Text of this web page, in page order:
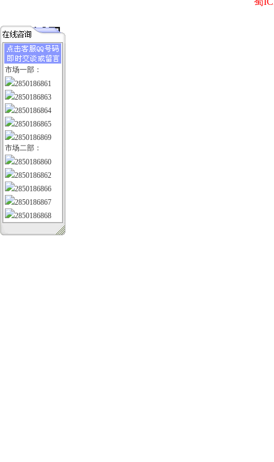
市场一部：
2850186861
2850186863
2850186864
2850186865
2850186869
市场二部：
2850186860
2850186862
2850186866
2850186867
2850186868